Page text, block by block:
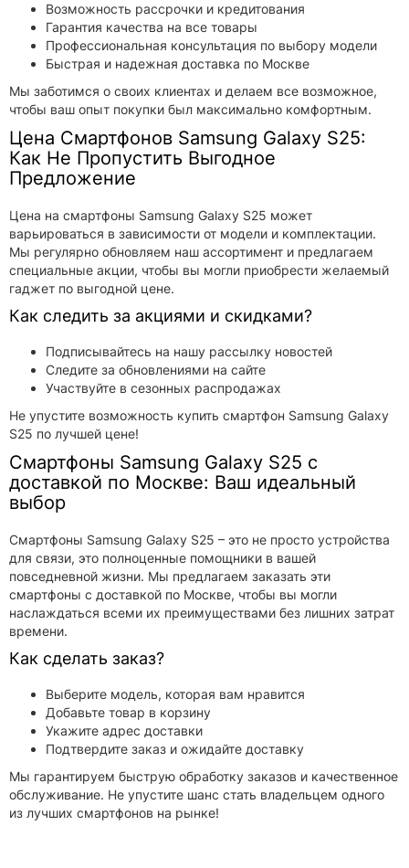
Возможность рассрочки и кредитования
Гарантия качества на все товары
Профессиональная консультация по выбору модели
Быстрая и надежная доставка по Москве
Мы заботимся о своих клиентах и делаем все возможное,
чтобы ваш опыт покупки был максимально комфортным.
Цена Смартфонов Samsung Galaxy S25:
Как Не Пропустить Выгодное
Предложение
Цена на смартфоны Samsung Galaxy S25 может
варьироваться в зависимости от модели и комплектации.
Мы регулярно обновляем наш ассортимент и предлагаем
специальные акции, чтобы вы могли приобрести желаемый
гаджет по выгодной цене.
Как следить за акциями и скидками?
Подписывайтесь на нашу рассылку новостей
Следите за обновлениями на сайте
Участвуйте в сезонных распродажах
Не упустите возможность купить смартфон Samsung Galaxy
S25 по лучшей цене!
Смартфоны Samsung Galaxy S25 с
доставкой по Москве: Ваш идеальный
выбор
Смартфоны Samsung Galaxy S25 – это не просто устройства
для связи, это полноценные помощники в вашей
повседневной жизни. Мы предлагаем заказать эти
смартфоны с доставкой по Москве, чтобы вы могли
наслаждаться всеми их преимуществами без лишних затрат
времени.
Как сделать заказ?
Выберите модель, которая вам нравится
Добавьте товар в корзину
Укажите адрес доставки
Подтвердите заказ и ожидайте доставку
Мы гарантируем быструю обработку заказов и качественное
обслуживание. Не упустите шанс стать владельцем одного
из лучших смартфонов на рынке!